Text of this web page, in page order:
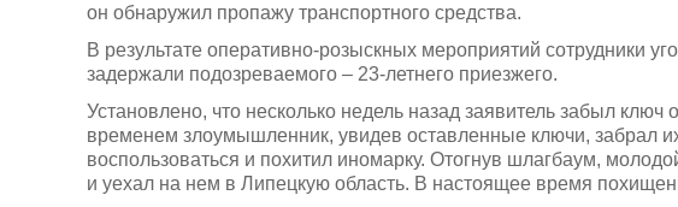
он обнаружил пропажу транспортного средства.
В результате оперативно-розыскных мероприятий сотрудники
задержали подозреваемого – 23-летнего приезжего.
Установлено, что несколько недель назад заявитель забыл
временем злоумышленник, увидев оставленные ключи, забрал
воспользоваться и похитил иномарку. Отогнув шлагбаум,
и уехал на нем в Липецкую область. В настоящее время